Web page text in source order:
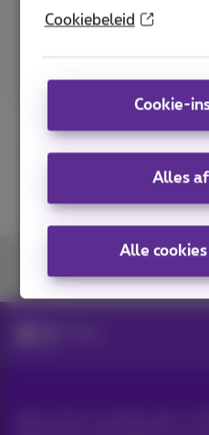
Cookiebeleid
Cookie-
Alles
Alle